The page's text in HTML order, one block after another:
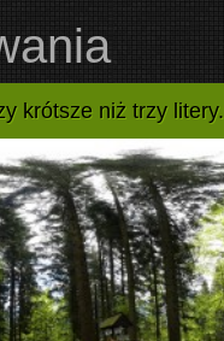
krótsze niż trzy litery.